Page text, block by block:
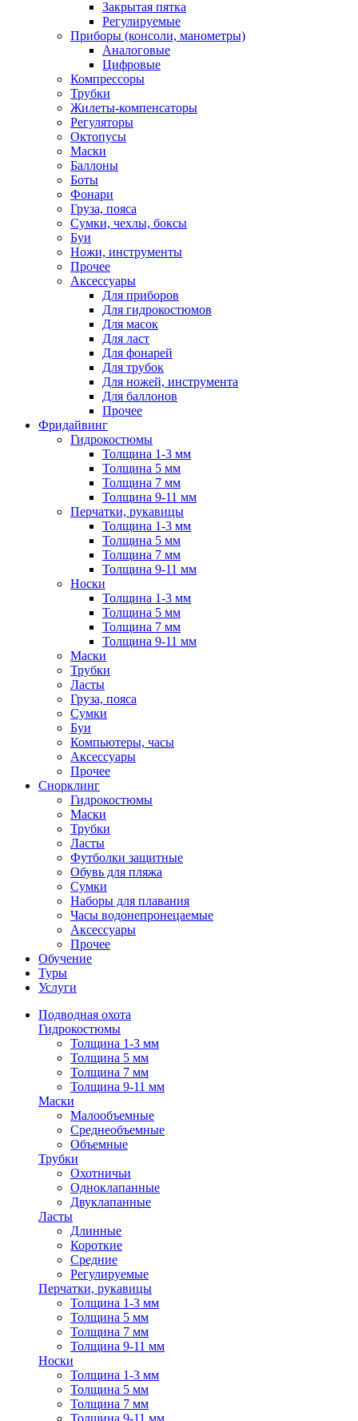
Закрытая пятка
Регулируемые
Приборы (консоли, манометры)
Аналоговые
Цифровые
Компрессоры
Трубки
Жилеты-компенсаторы
Регуляторы
Октопусы
Маски
Баллоны
Боты
Фонари
Груза, пояса
Сумки, чехлы, боксы
Буи
Ножи, инструменты
Прочее
Аксессуары
Для приборов
Для гидрокостюмов
Для масок
Для ласт
Для фонарей
Для трубок
Для ножей, инструмента
Для баллонов
Прочее
Фридайвинг
Гидрокостюмы
Толщина 1-3 мм
Толщина 5 мм
Толщина 7 мм
Толщина 9-11 мм
Перчатки, рукавицы
Толщина 1-3 мм
Толщина 5 мм
Толщина 7 мм
Толщина 9-11 мм
Носки
Толщина 1-3 мм
Толщина 5 мм
Толщина 7 мм
Толщина 9-11 мм
Маски
Трубки
Ласты
Груза, пояса
Сумки
Буи
Компьютеры, часы
Аксессуары
Прочее
Снорклинг
Гидрокостюмы
Маски
Трубки
Ласты
Футболки защитные
Обувь для пляжа
Сумки
Наборы для плавания
Часы водонепронецаемые
Аксессуары
Прочее
Обучение
Туры
Услуги
Подводная охота
Гидрокостюмы
Толщина 1-3 мм
Толщина 5 мм
Толщина 7 мм
Толщина 9-11 мм
Маски
Малообъемные
Среднеобъемные
Объемные
Трубки
Охотничьи
Одноклапанные
Двуклапанные
Ласты
Длинные
Короткие
Средние
Регулируемые
Перчатки, рукавицы
Толщина 1-3 мм
Толщина 5 мм
Толщина 7 мм
Толщина 9-11 мм
Носки
Толщина 1-3 мм
Толщина 5 мм
Толщина 7 мм
Толщина 9-11 мм